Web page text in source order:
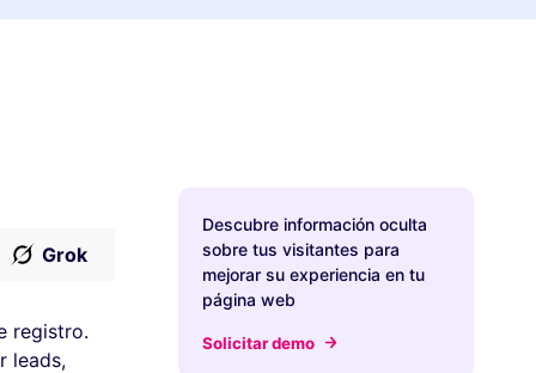
Grok
registro.
leads,
Descubre información oculta
sobre tus visitantes para
mejorar su experiencia en tu
página web
Solicitar demo